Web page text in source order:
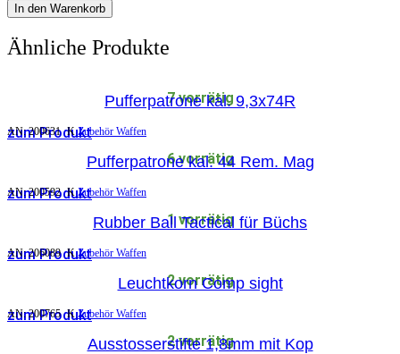
In den Warenkorb
Ähnliche Produkte
7 vorrätig
Pufferpatrone kal. 9,3x74R
zum Produkt
AN:200631 K Zubehör Waffen
6 vorrätig
Pufferpatrone kal. 44 Rem. Mag
zum Produkt
AN:200592 K Zubehör Waffen
1 vorrätig
Rubber Ball Tactical für Büchs
zum Produkt
AN:206089 K Zubehör Waffen
2 vorrätig
Leuchtkorn Comp sight
zum Produkt
AN:200765 K Zubehör Waffen
2 vorrätig
Ausstosserstifte 1,8mm mit Kop